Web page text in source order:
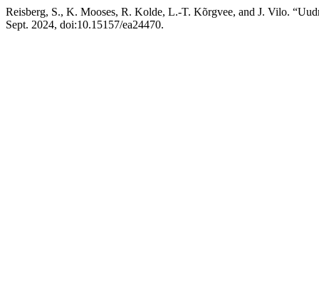
Reisberg, S., K. Mooses, R. Kolde, L.-T. Kõrgvee, and J. Vilo.
Sept. 2024, doi:10.15157/ea24470.